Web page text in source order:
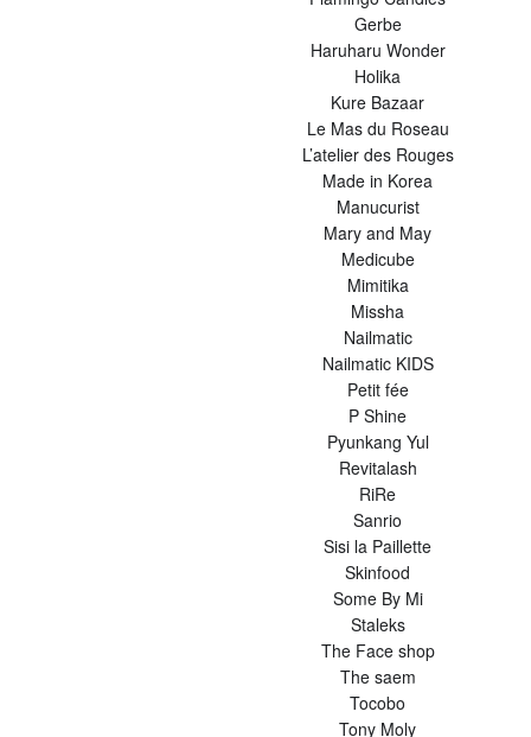
Gerbe
Haruharu Wonder
Holika
Kure Bazaar
Le Mas du Roseau
L’atelier des Rouges
Made in Korea
Manucurist
Mary and May
Medicube
Mimitika
Missha
Nailmatic
Nailmatic KIDS
Petit fée
P Shine
Pyunkang Yul
Revitalash
RiRe
Sanrio
Sisi la Paillette
Skinfood
Some By Mi
Staleks
The Face shop
The saem
Tocobo
Tony Moly